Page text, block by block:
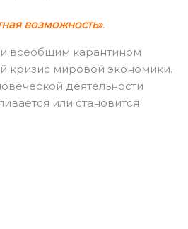
возможность».
всеобщим карантином
кризис мировой экономики.
деятельности
или становится